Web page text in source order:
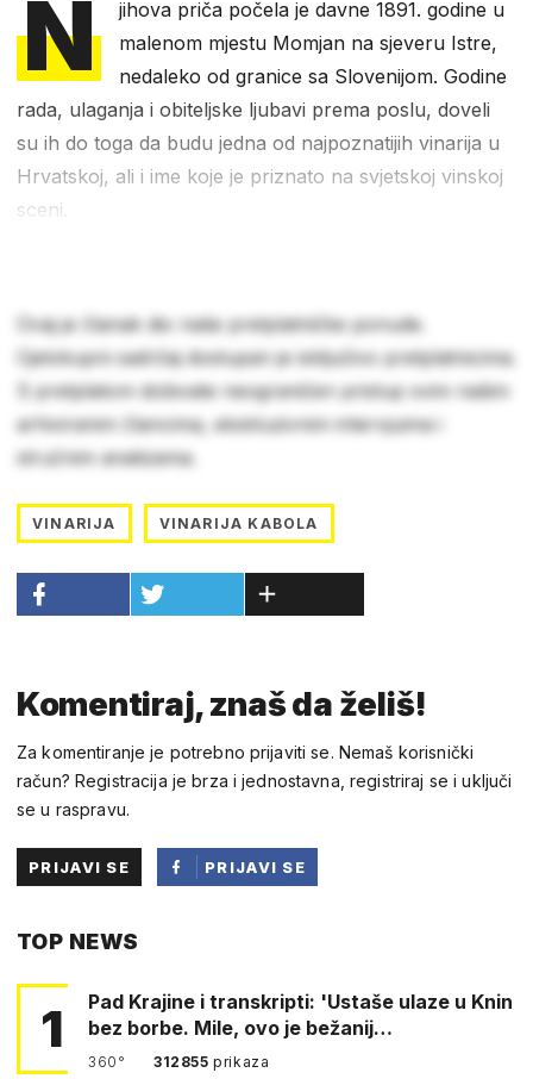
N
jihova priča počela je davne 1891. godine u
malenom mjestu Momjan na sjeveru Istre,
nedaleko od granice sa Slovenijom. Godine
rada, ulaganja i obiteljske ljubavi prema poslu, doveli
su ih do toga da budu jedna od najpoznatijih vinarija u
Hrvatskoj, ali i ime koje je priznato na svjetskoj vinskoj
sceni.
Ovaj je članak dio naše pretplatničke ponude.
Cjelokupni sadržaj dostupan je isključivo pretplatnicima.
S pretplatom dobivate neograničen pristup svim našim
arhiviranim člancima, ekskluzivnim intervjuima i
stručnim analizama.
VINARIJA VINARIJA KABOLA
Komentiraj, znaš da želiš!
Za komentiranje je potrebno prijaviti se. Nemaš korisnički
račun? Registracija je brza i jednostavna, registriraj se i uključi
se u raspravu.
PRIJAVI SE
PRIJAVI SE
TOP NEWS
1
Pad Krajine i transkripti: 'Ustaše ulaze u Knin
bez borbe. Mile, ovo je bežanij…
360° 312855prikaza